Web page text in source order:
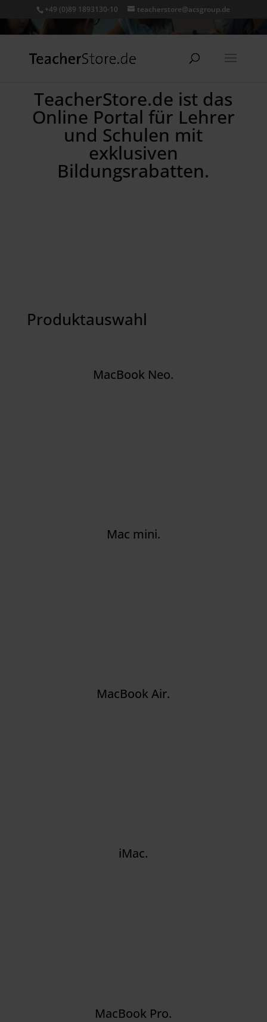
+49 (0)89 1893130-10 teacherstore@acsgroup.de
TeacherStore.de ist das
Online Portal für Lehrer
und Schulen mit
exklusiven
Bildungsrabatten.
Produktauswahl
MacBook Neo.
Mac mini.
MacBook Air.
iMac.
MacBook Pro.